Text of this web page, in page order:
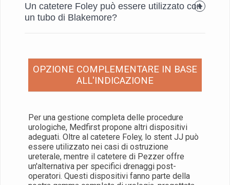
Un catetere Foley può essere utilizzato con
un tubo di Blakemore?
OPZIONE COMPLEMENTARE IN BASE
ALL'INDICAZIONE
Per una gestione completa delle procedure
urologiche, Medfirst propone altri dispositivi
adeguati. Oltre al catetere Foley, lo stent JJ può
essere utilizzato nei casi di ostruzione
ureterale, mentre il catetere di Pezzer offre
un'alternativa per specifici drenaggi post-
operatori. Questi dispositivi fanno parte della